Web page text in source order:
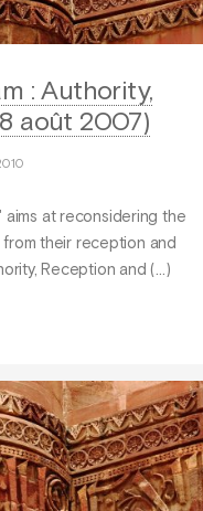
: Authority,
août 2007)
aims at reconsidering the
their reception and
Reception and (…)